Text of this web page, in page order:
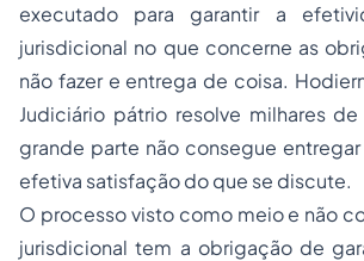
executado para garantir a
jurisdicional no que concerne as
não fazer e entrega de coisa.
Judiciário pátrio resolve milhares
grande parte não consegue entregar
efetiva satisfação do que se discute.
O processo visto como meio e não
jurisdicional tem a obrigação de